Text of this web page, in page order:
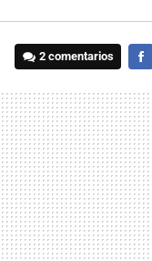
2 comentarios